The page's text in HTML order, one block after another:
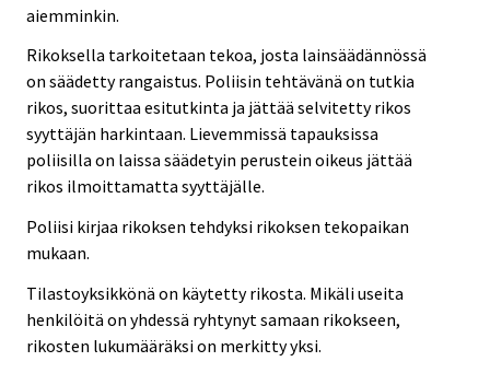
aiemminkin.
Rikoksella tarkoitetaan tekoa, josta lainsäädännössä
on säädetty rangaistus. Poliisin tehtävänä on tutkia
rikos, suorittaa esitutkinta ja jättää selvitetty rikos
syyttäjän harkintaan. Lievemmissä tapauksissa
poliisilla on laissa säädetyin perustein oikeus jättää
rikos ilmoittamatta syyttäjälle.
Poliisi kirjaa rikoksen tehdyksi rikoksen tekopaikan
mukaan.
Tilastoyksikkönä on käytetty rikosta. Mikäli useita
henkilöitä on yhdessä ryhtynyt samaan rikokseen,
rikosten lukumääräksi on merkitty yksi.